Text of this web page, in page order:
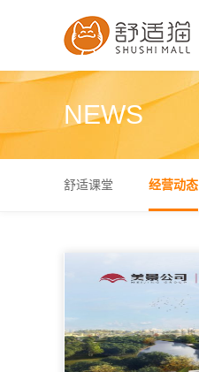
NEWS
舒适课堂 经营动态